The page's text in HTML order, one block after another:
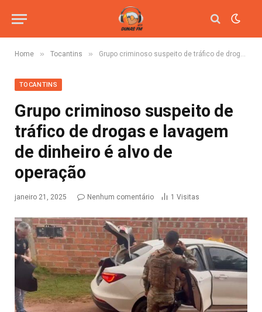
Home » Tocantins » Grupo criminoso suspeito de tráfico de drogas e lavagem de dinheiro é alvo de operação
TOCANTINS
Grupo criminoso suspeito de
tráfico de drogas e lavagem
de dinheiro é alvo de
operação
janeiro 21, 2025 Nenhum comentário 1 Visitas